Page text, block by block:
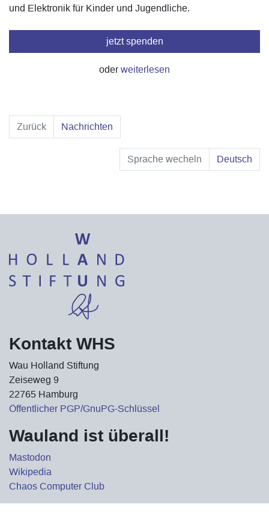
und Elektronik für Kinder und Jugendliche.
jetzt spenden
oder weiterlesen
Zurück Nachrichten
Sprache wecheln Deutsch
Kontakt WHS
Wau Holland Stiftung
Zeiseweg 9
22765 Hamburg
Öffentlicher PGP/GnuPG-Schlüssel
Wauland ist überall!
Mastodon
Wikipedia
Chaos Computer Club